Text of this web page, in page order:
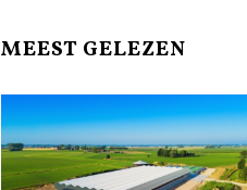
MEEST GELEZEN